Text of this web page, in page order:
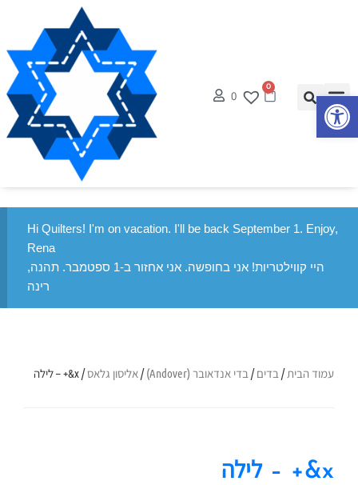
פתח סרגל נגישות
0
0
Hi Quilters! I'm on vacation. I'll be back September 1. Enjoy,
Rena
היי קווילטריות! אני בחופשה. אני אחזור ב-1 ספטמבר. תהנה,
רינה
עמוד הבית/ בדים/ בדי אנדאובר (Andover) /אליסון גלאס/ x&+ – לילה
x&+ – לילה